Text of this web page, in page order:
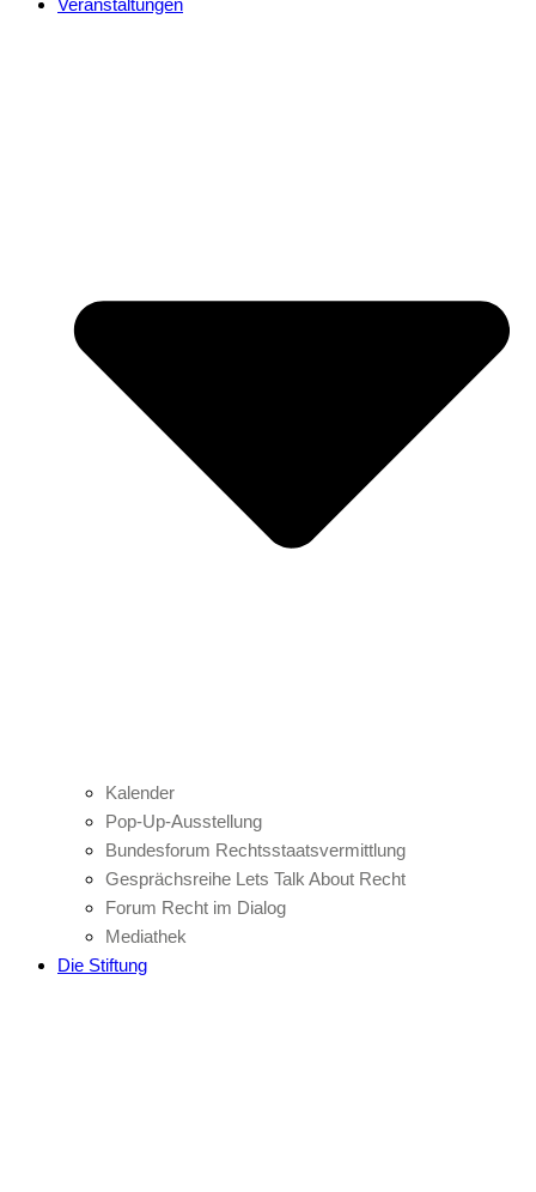
Veranstaltungen
Kalender
Pop-Up-Ausstellung
Bundesforum Rechtsstaatsvermittlung
Gesprächsreihe Lets Talk About Recht
Forum Recht im Dialog
Mediathek
Die Stiftung